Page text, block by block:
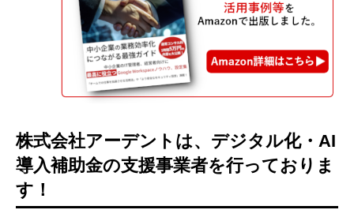
株式会社アーデントは、デジタル化・AI
導入補助金の支援事業者を行っておりま
す！